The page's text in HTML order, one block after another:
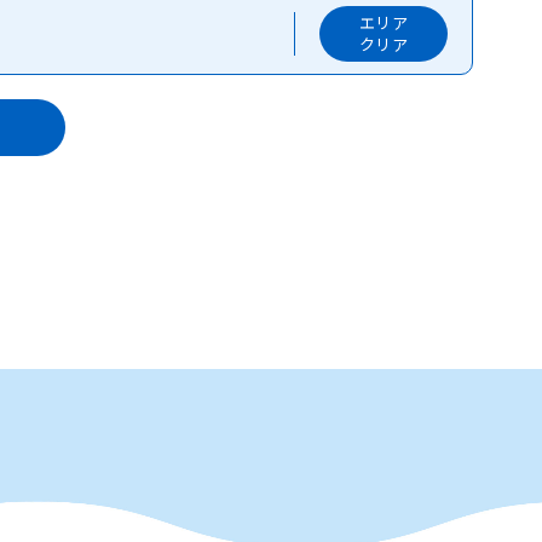
エリア
クリア